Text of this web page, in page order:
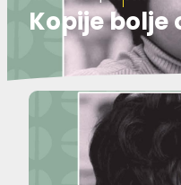
Kopije bolje